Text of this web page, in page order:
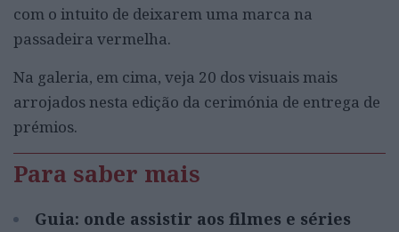
com o intuito de deixarem uma marca na
passadeira vermelha.
Na galeria, em cima, veja 20 dos visuais mais
arrojados nesta edição da cerimónia de entrega de
prémios.
Para saber mais
Guia: onde assistir aos filmes e séries